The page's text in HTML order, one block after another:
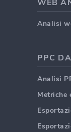
WEB
Analisi
PPC
Analisi
Metriche